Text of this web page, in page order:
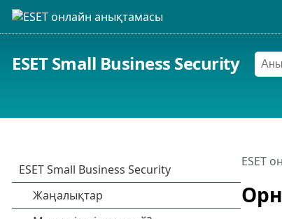
ESET Small Business Security
ESET